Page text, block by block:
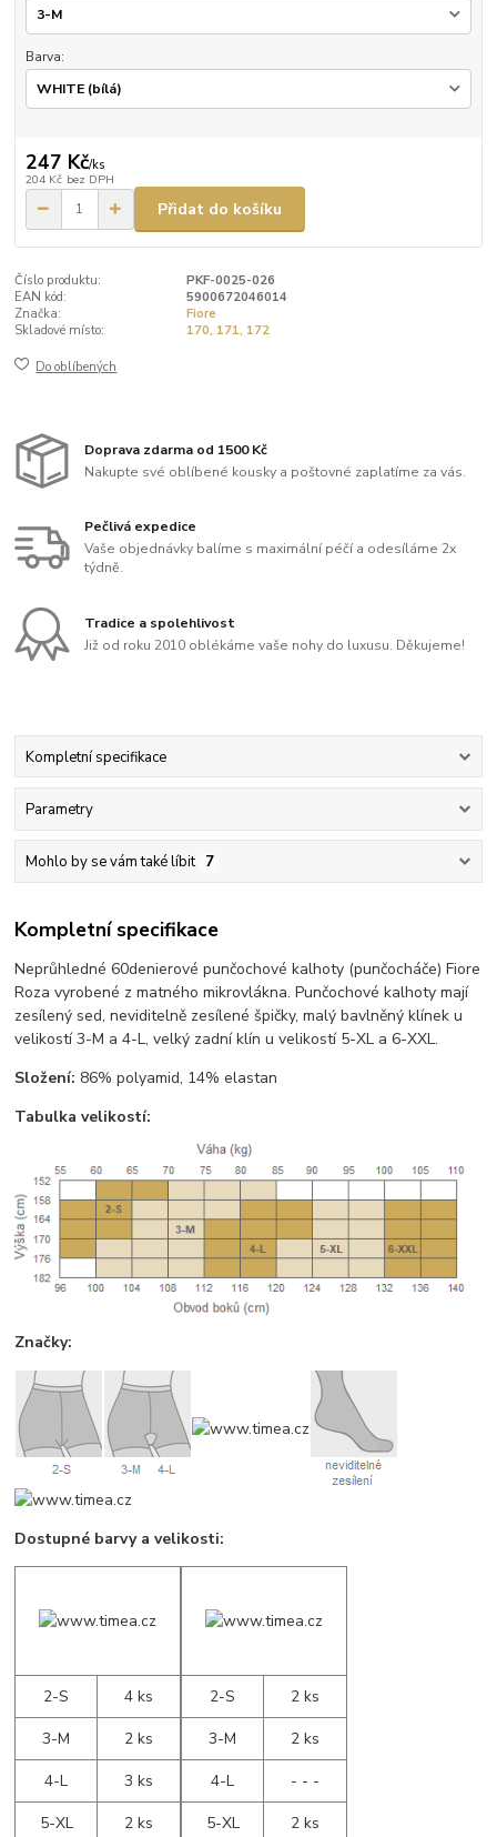
Barva:
247 Kč/ks
204 Kč bez DPH
Přidat do košíku
Číslo produktu:
PKF-0025-026
EAN kód:
5900672046014
Značka:
Fiore
Skladové místo:
170, 171, 172
Do oblíbených
Doprava zdarma od 1500 Kč
Nakupte své oblíbené kousky a poštovné zaplatíme za vás.
Pečlivá expedice
Vaše objednávky balíme s maximální péčí a odesíláme 2x
týdně.
Tradice a spolehlivost
Již od roku 2010 oblékáme vaše nohy do luxusu. Děkujeme!
Kompletní specifikace
Parametry
Mohlo by se vám také líbit 7
Kompletní specifikace
Neprůhledné 60denierové punčochové kalhoty (punčocháče) Fiore
Roza vyrobené z matného mikrovlákna. Punčochové kalhoty mají
zesílený sed, neviditelně zesílené špičky, malý bavlněný klínek u
velikostí 3-M a 4-L, velký zadní klín u velikostí 5-XL a 6-XXL.
Složení: 86% polyamid, 14% elastan
Tabulka velikostí:
Značky:
Dostupné barvy a velikosti:
2-S
4 ks
3-M
2 ks
4-L
3 ks
5-XL
2 ks
2-S
2 ks
3-M
2 ks
4-L
- - -
5-XL
2 ks